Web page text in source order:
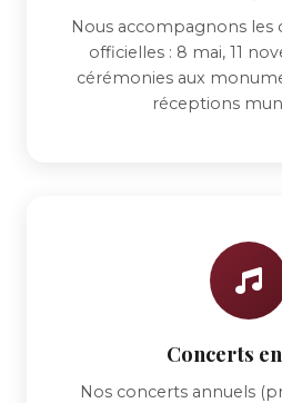
Nous accompagnons
officielles : 8 mai, 11
cérémonies aux
réceptions
Concerts
Nos concerts annuels